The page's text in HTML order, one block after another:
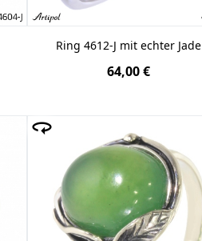
Ring 4612-J mit echter Jade
64,00 €